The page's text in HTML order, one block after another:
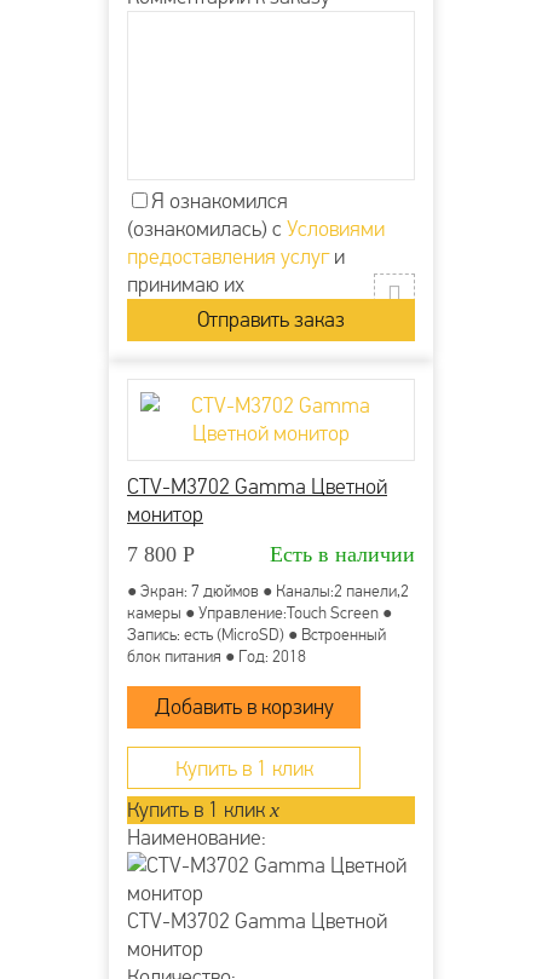
Я ознакомился
(ознакомилась) с Условиями
предоставления услуги
принимаю их
CTV-M3702 Gamma Цветной
монитор
7 800 Р Есть в наличии
● Экран: 7 дюймов ● Каналы:2 панели,2
камеры ● Управление:Touch Screen ●
Запись: есть (MicroSD) ● Встроенный
блок питания ● Год: 2018
Купить в 1 клик
Купить в 1 клик x
Наименование:
CTV-M3702 Gamma Цветной
монитор